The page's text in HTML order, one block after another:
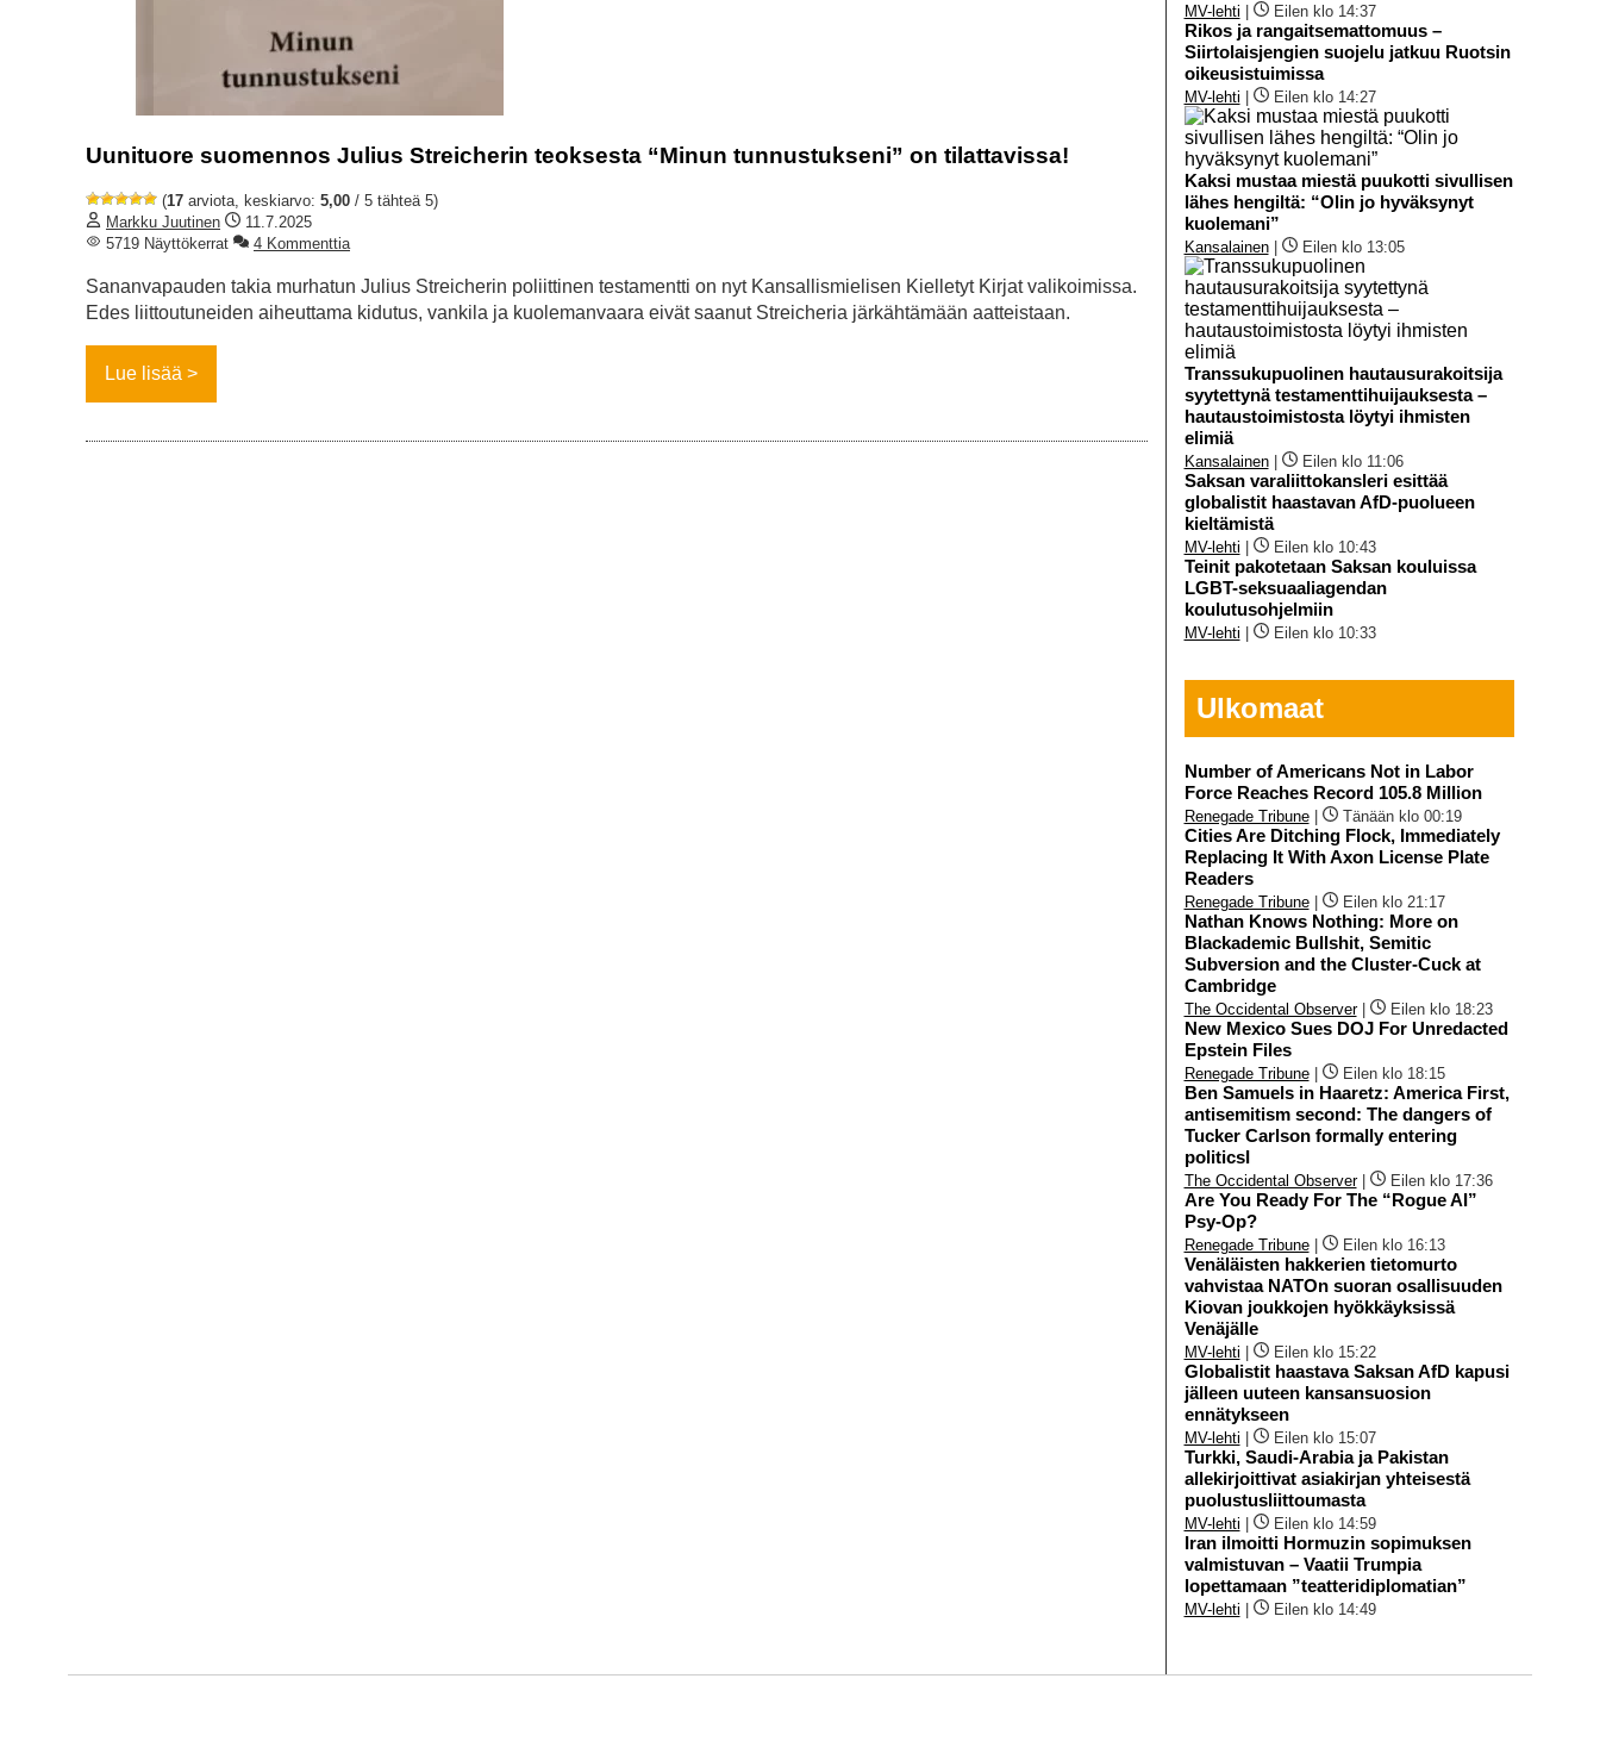
Uunituore suomennos Julius Streicherin teoksesta “Minun tunnustukseni” on tilattavissa!
(17 arviota, keskiarvo: 5,00 / 5 tähteä 5)
Markku Juutinen
11.7.2025
5719 Näyttökerrat
4 Kommenttia
Sananvapauden takia murhatun Julius Streicherin poliittinen testamentti on nyt Kansallismielisen Kielletyt Kirjat valikoimissa.
Edes liittoutuneiden aiheuttama kidutus, vankila ja kuolemanvaara eivät saanut Streicheria järkähtämään aatteistaan.
Lue lisää
MV-lehti Eilen klo 14:37
Rikos ja rangaitsemattomuus –
Siirtolaisjengien suojelu jatkuu Ruotsin
oikeusistuimissa
MV-lehti Eilen klo 14:27
Kaksi mustaa miestä puukotti sivullisen
lähes hengiltä: “Olin jo hyväksynyt
kuolemani”
Kansalainen| Eilen klo 13:05
Transsukupuolinen hautausurakoitsija
syytettynä testamenttihuijauksesta –
hautaustoimistosta löytyi ihmisten
elimiä
Kansalainen| Eilen klo 11:06
Saksan varaliittokansleri esittää
globalistit haastavan AfD-puolueen
kieltämistä
MV-lehti Eilen klo 10:43
Teinit pakotetaan Saksan kouluissa
LGBT-seksuaaliagendan
koulutusohjelmiin
MV-lehti Eilen klo 10:33
Ulkomaat
Number of Americans Not in Labor
Force Reaches Record 105.8 Million
Renegade Tribune| Tänään klo 00:19
Cities Are Ditching Flock, Immediately
Replacing It With Axon License Plate
Readers
Renegade Tribune| Eilen klo 21:17
Nathan Knows Nothing: More on
Blackademic Bullshit, Semitic
Subversion and the Cluster-Cuck at
Cambridge
The Occidental Observer| Eilen klo 18:23
New Mexico Sues DOJ For Unredacted
Epstein Files
Renegade Tribune| Eilen klo 18:15
Ben Samuels in Haaretz: America First,
antisemitism second: The dangers of
Tucker Carlson formally entering
politicsI
The Occidental Observer| Eilen klo 17:36
Are You Ready For The “Rogue AI”
Psy-Op?
Renegade Tribune| Eilen klo 16:13
Venäläisten hakkerien tietomurto
vahvistaa NATOn suoran osallisuuden
Kiovan joukkojen hyökkäyksissä
Venäjälle
MV-lehti Eilen klo 15:22
Globalistit haastava Saksan AfD kapusi
jälleen uuteen kansansuosion
ennätykseen
MV-lehti Eilen klo 15:07
Turkki, Saudi-Arabia ja Pakistan
allekirjoittivat asiakirjan yhteisestä
puolustusliittoumasta
MV-lehti Eilen klo 14:59
Iran ilmoitti Hormuzin sopimuksen
valmistuvan – Vaatii Trumpia
lopettamaan ”teatteridiplomatian”
MV-lehti Eilen klo 14:49